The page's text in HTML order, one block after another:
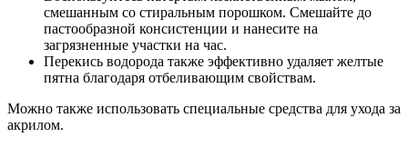
смешанным со стиральным порошком. Смешайте до
пастообразной консистенции и нанесите на
загрязненные участки на час.
Перекись водорода также эффективно удаляет желтые
пятна благодаря отбеливающим свойствам.
Можно также использовать специальные средства для ухода за
акрилом.